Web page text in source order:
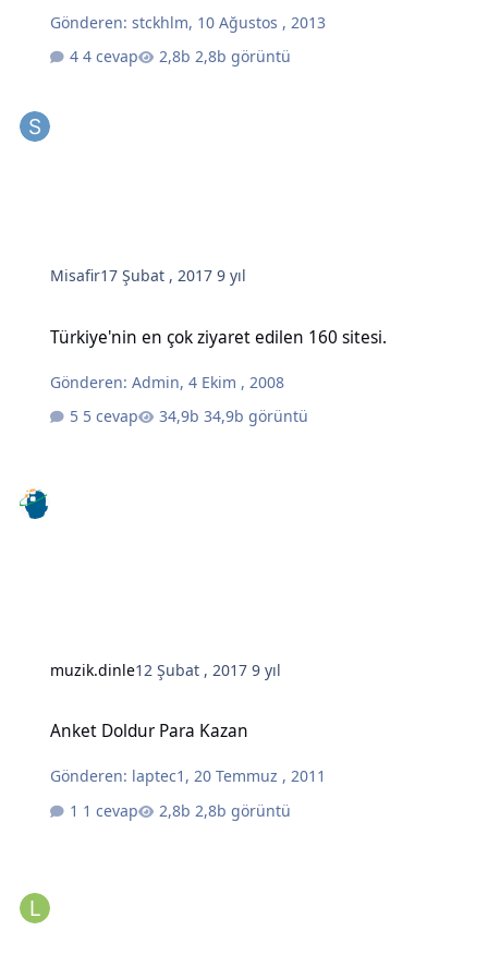
Gönderen:stckhlm, 10 Ağustos , 2013
4 cevap
2,8b görüntü
Misafir17 Şubat , 20179 yıl
Türkiye'nin en çok ziyaret edilen 160 sitesi.
Gönderen:Admin,4 Ekim , 2008
5 cevap
34,9b görüntü
muzik.dinle12 Şubat , 20179 yıl
Anket Doldur Para Kazan
Gönderen: laptec1 ,20 Temmuz , 2011
1 cevap
2,8b görüntü